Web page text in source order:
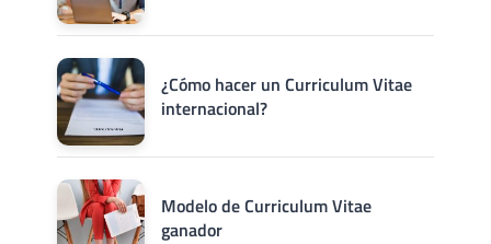
¿Cómo hacer un Curriculum Vitae
internacional?
Modelo de Curriculum Vitae
ganador